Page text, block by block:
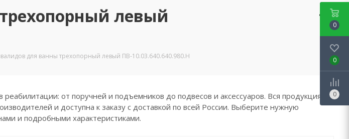
левый
для ванны трехопорный левый ПВ-10.03.640.640.980.Н
от поручней и подъемников до подвесов и аксессуаров. Вся продукция
и доступна к заказу с доставкой по всей России. Выберите нужную
и подробными характеристиками.
0
0
0